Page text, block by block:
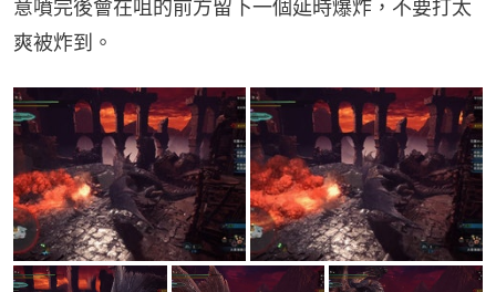
意噴完後會在咀的前方留下一個延時爆炸，不要打太
爽被炸到。